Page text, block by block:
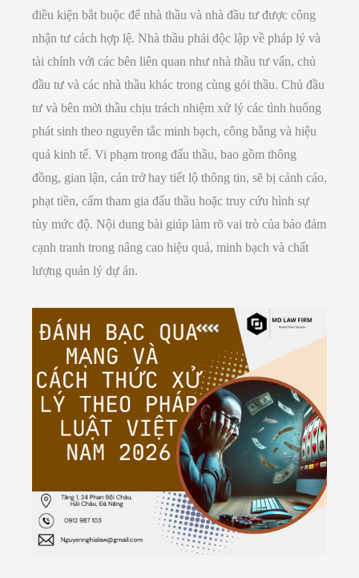
điều kiện bắt buộc để nhà thầu và nhà đầu tư được công
nhận tư cách hợp lệ. Nhà thầu phải độc lập về pháp lý và
tài chính với các bên liên quan như nhà thầu tư vấn, chủ
đầu tư và các nhà thầu khác trong cùng gói thầu. Chủ đầu
tư và bên mời thầu chịu trách nhiệm xử lý các tình huống
phát sinh theo nguyên tắc minh bạch, công bằng và hiệu
quả kinh tế. Vi phạm trong đấu thầu, bao gồm thông
đồng, gian lận, cản trở hay tiết lộ thông tin, sẽ bị cảnh cáo,
phạt tiền, cấm tham gia đấu thầu hoặc truy cứu hình sự
tùy mức độ. Nội dung bài giúp làm rõ vai trò của bảo đảm
cạnh tranh trong nâng cao hiệu quả, minh bạch và chất
lượng quản lý dự án.